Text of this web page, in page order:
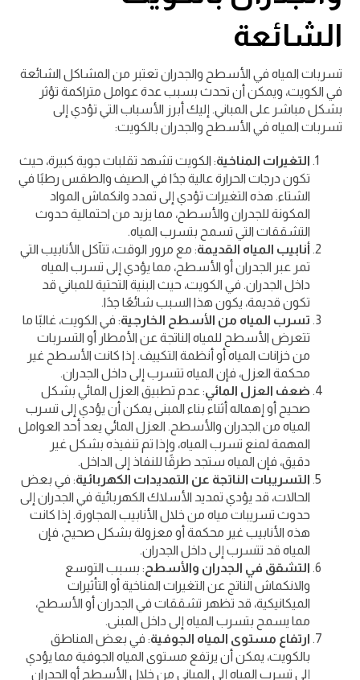
الشائعة
تسربات المياه في الأسطح والجدران تعتبر من المشاكل الشائعة
في الكويت، ويمكن أن تحدث بسبب عدة عوامل متراكمة تؤثر
بشكل مباشر على المباني. إليك أبرز الأسباب التي تؤدي إلى
تسربات المياه في الأسطح والجدران بالكويت:
التغيرات المناخية: الكويت تشهد تقلبات جوية كبيرة، حيث
تكون درجات الحرارة عالية جدًا في الصيف والطقس رطبًا في
الشتاء. هذه التغيرات تؤدي إلى تمدد وانكماش المواد
المكونة للجدران والأسطح، مما يزيد من احتمالية حدوث
التشققات التي تسمح بتسرب المياه.
أنابيب المياه القديمة: مع مرور الوقت، تتآكل الأنابيب التي
تمر عبر الجدران أو الأسطح، مما يؤدي إلى تسرب المياه
داخل الجدران. في الكويت، حيث البنية التحتية للمباني قد
تكون قديمة، يكون هذا السبب شائعًا جدًا.
تسرب المياه من الأسطح الخارجية: في الكويت، غالبًا ما
تتعرض الأسطح للمياه الناتجة عن الأمطار أو التسربات
من خزانات المياه أو أنظمة التكييف. إذا كانت الأسطح غير
محكمة العزل، فإن المياه تتسرب إلى داخل الجدران.
ضعف العزل المائي: عدم تطبيق العزل المائي بشكل
صحيح أو إهماله أثناء بناء المبنى يمكن أن يؤدي إلى تسرب
المياه من الجدران والأسطح. العزل المائي يعد أحد العوامل
المهمة لمنع تسرب المياه، وإذا تم تنفيذه بشكل غير
دقيق، فإن المياه ستجد طرقًا للنفاذ إلى الداخل.
التسريبات الناتجة عن التمديدات الكهربائية: في بعض
الحالات، قد يؤدي تمديد الأسلاك الكهربائية في الجدران إلى
حدوث تسريبات مياه من خلال الأنابيب المجاورة. إذا كانت
هذه الأنابيب غير محكمة أو معزولة بشكل صحيح، فإن
المياه قد تتسرب إلى داخل الجدران.
التشقق في الجدران والأسطح : بسبب التوسع
والانكماش الناتج عن التغيرات المناخية أو التأثيرات
الميكانيكية، قد تظهر تشققات في الجدران أو الأسطح،
مما يسمح بتسرب المياه إلى داخل المبنى.
ارتفاع مستوى المياه الجوفية: في بعض المناطق
بالكويت، يمكن أن يرتفع مستوى المياه الجوفية مما يؤدي
إلى تسرب المياه إلى المباني من خلال الأسطح أو الجدران